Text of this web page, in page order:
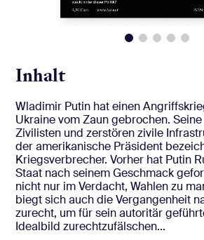
Inhalt
Wladimir Putin hat einen
Ukraine vom Zaun gebrochen.
Zivilisten und zerstören zivile
der amerikanische Präsident
Kriegsverbrecher. Vorher hat Putin
Staat nach seinem Geschmack
nicht nur im Verdacht, Wahlen zu
biegt sich auch die Vergangenheit
zurecht, um für sein autoritär
Idealbild zurechtzufälschen...